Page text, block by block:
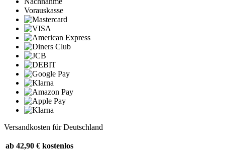
Vorauskasse
Versandkosten für Deutschland
ab 42,90 € kostenlos